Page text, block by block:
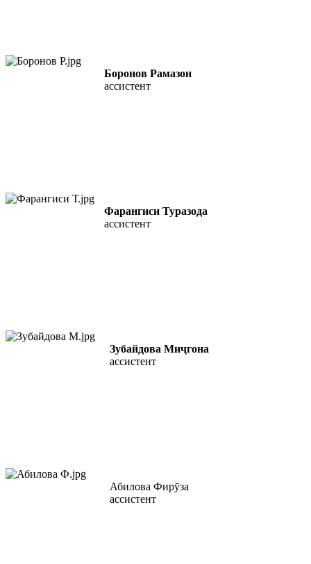
Боронов Рамазон
ассистент
Фарангиси Туразода
ассистент
Зубайдова Миҷгона
ассистент
Абилова Фирӯза
ассистент